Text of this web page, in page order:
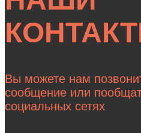
Вы можете нам
сообщение или
социальных сетях